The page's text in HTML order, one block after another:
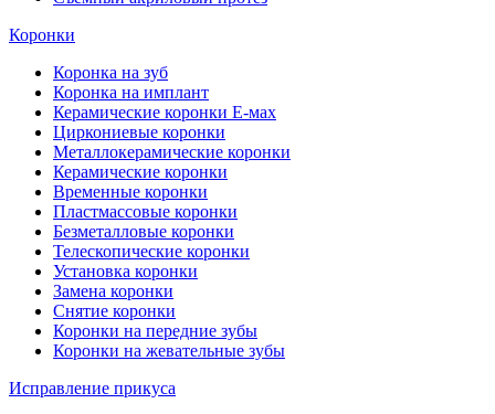
Коронки
Коронка на зуб
Коронка на имплант
Керамические коронки Е-мах
Циркониевые коронки
Металлокерамические коронки
Керамические коронки
Временные коронки
Пластмассовые коронки
Безметалловые коронки
Телескопические коронки
Установка коронки
Замена коронки
Снятие коронки
Коронки на передние зубы
Коронки на жевательные зубы
Исправление прикуса